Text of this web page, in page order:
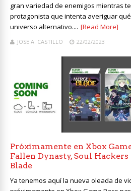
gran variedad de enemigos mientras
protagonista que intenta averiguar
universo alternativo.... [Read More]
JOSE A. CASTILLO 22/02/2023
Próximamente en Xbox
Fallen Dynasty, Soul Hackers
Blade
Ya tenemos aquí la nueva oleada de